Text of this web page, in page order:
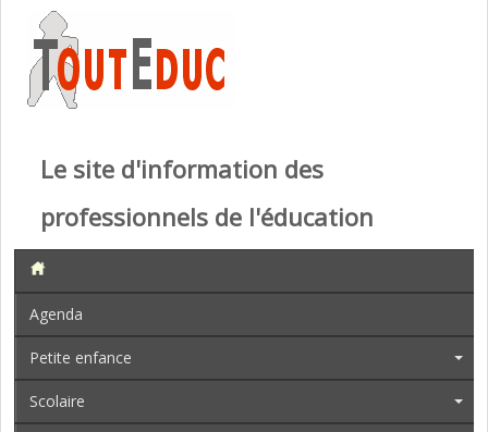
Le site d'information des
professionnels de l'éducation
Agenda
Petite enfance
Scolaire